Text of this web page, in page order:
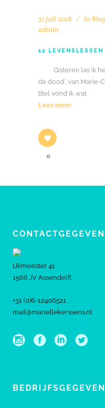
31 juli 2018 In
admin
12
Gisteren las ik het
de dood’, van Marie-
titel vond ik wat
Lees meer
0
IJkmeester 41
1566 JV Assendelft
+31 (0)6-12406521
mail@mariellekerssens.nl